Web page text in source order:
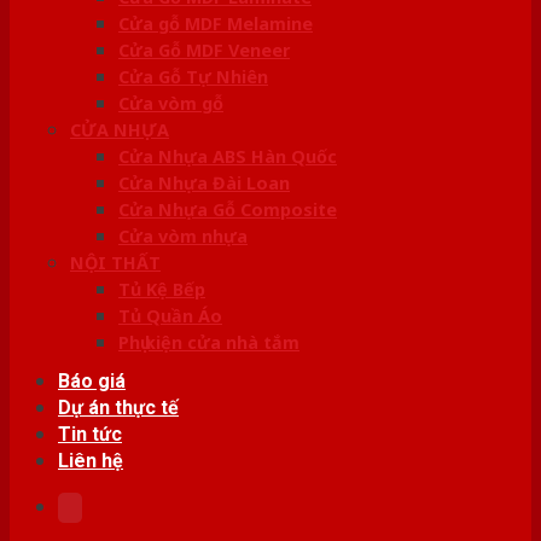
Cửa gỗ MDF Melamine
Cửa Gỗ MDF Veneer
Cửa Gỗ Tự Nhiên
Cửa vòm gỗ
CỬA NHỰA
Cửa Nhựa ABS Hàn Quốc
Cửa Nhựa Đài Loan
Cửa Nhựa Gỗ Composite
Cửa vòm nhựa
NỘI THẤT
Tủ Kệ Bếp
Tủ Quần Áo
Phụ kiện cửa nhà tắm
Báo giá
Dự án thực tế
Tin tức
Liên hệ